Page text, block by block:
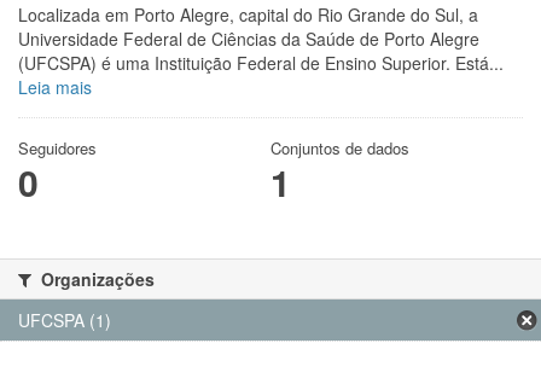
Localizada em Porto Alegre, capital do Rio Grande do Sul, a
Universidade Federal de Ciências da Saúde de Porto Alegre
(UFCSPA) é uma Instituição Federal de Ensino Superior. Está...
Leia mais
Seguidores
0
Conjuntos de dados
1
Organizações
UFCSPA (1)